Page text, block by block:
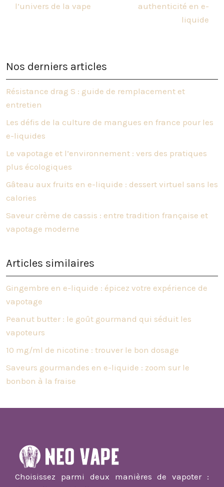
l’univers de la vape
authenticité en e-
liquide
Nos derniers articles
Résistance drag S : guide de remplacement et
entretien
Les défis de la culture de mangues en france pour les
e-liquides
Le vapotage et l’environnement : vers des pratiques
plus écologiques
Gâteau aux fruits en e-liquide : dessert virtuel sans les
calories
Saveur crème de cassis : entre tradition française et
vapotage moderne
Articles similaires
Gingembre en e-liquide : épicez votre expérience de
vapotage
Peanut butter : le goût gourmand qui séduit les
vapoteurs
10 mg/ml de nicotine : trouver le bon dosage
Saveurs gourmandes en e-liquide : zoom sur le
bonbon à la fraise
Choisissez parmi deux manières de vapoter :